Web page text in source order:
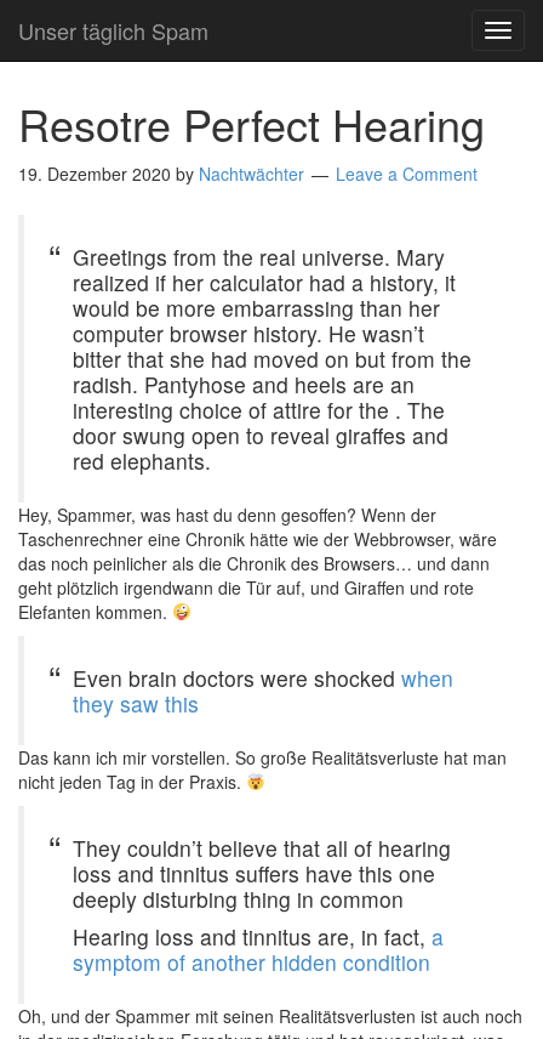
Unser täglich Spam
Resotre Perfect Hearing
19. Dezember 2020 by Nachtwächter Leave a Comment
Greetings from the real universe. Mary
realized if her calculator had a history, it
would be more embarrassing than her
computer browser history. He wasn’t
bitter that she had moved on but from the
radish. Pantyhose and heels are an
interesting choice of attire for the . The
door swung open to reveal giraffes and
red elephants.
Hey, Spammer, was hast du denn gesoffen? Wenn der
Taschenrechner eine Chronik hätte wie der Webbrowser, wäre
das noch peinlicher als die Chronik des Browsers… und dann
geht plötzlich irgendwann die Tür auf, und Giraffen und rote
Elefanten kommen.
Even brain doctors were shocked when
they saw this
Das kann ich mir vorstellen. So große Realitätsverluste hat man
nicht jeden Tag in der Praxis.
They couldn’t believe that all of hearing
loss and tinnitus suffers have this one
deeply disturbing thing in common
Hearing loss and tinnitus are, in fact, a
symptom of another hidden condition
Oh, und der Spammer mit seinen Realitätsverlusten ist auch noch